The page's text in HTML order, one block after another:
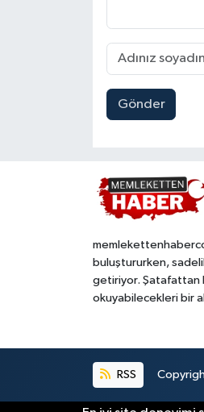
Gönder
buluştururken,
getiriyor. Şatafattan
okuyabilecekleri bir
RSS